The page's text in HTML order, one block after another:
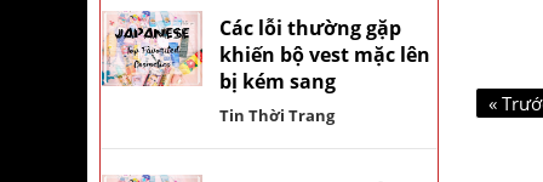
«
Các lỗi thường gặp
khiến bộ vest mặc lên
bị kém sang
Tin Thời Trang